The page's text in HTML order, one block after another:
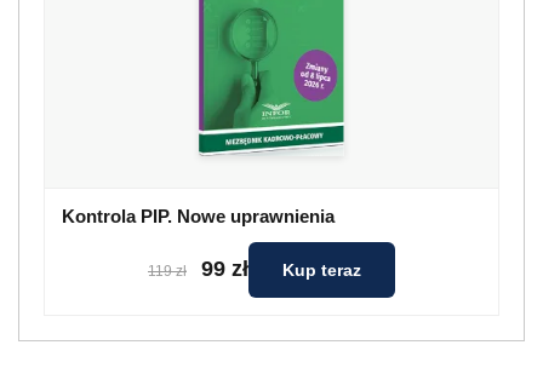
Kontrola PIP. Nowe uprawnienia
119 zł 99 zł Kup teraz